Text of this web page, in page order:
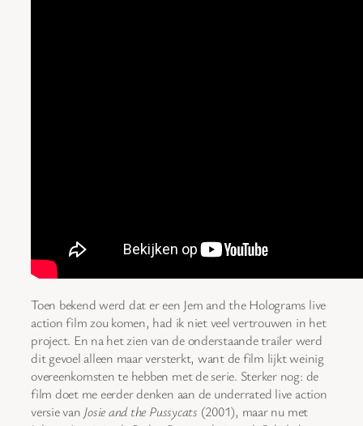
Toen bekend werd dat er een Jem and the Holograms live
action film zou komen, had ik niet veel vertrouwen in het
project. En na het zien van de onderstaande trailer werd
dit gevoel alleen maar versterkt, want de film lijkt weinig
overeenkomsten te hebben met de serie. Sterker nog: de
film doet me eerder denken aan de underrated live action
versie van Josie and the Pussycats (2001), maar nu met